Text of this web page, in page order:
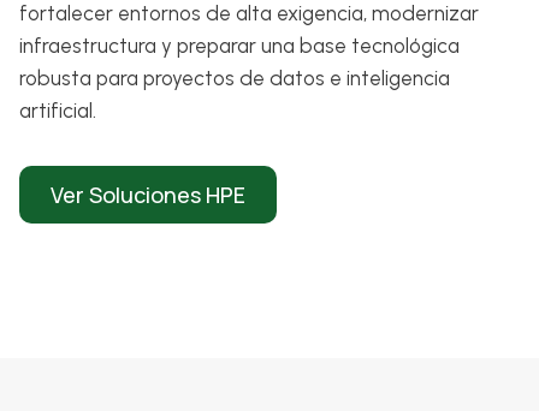
fortalecer entornos de alta exigencia, modernizar
infraestructura y preparar una base tecnológica
robusta para proyectos de datos e inteligencia
artificial.
Ver Soluciones HPE